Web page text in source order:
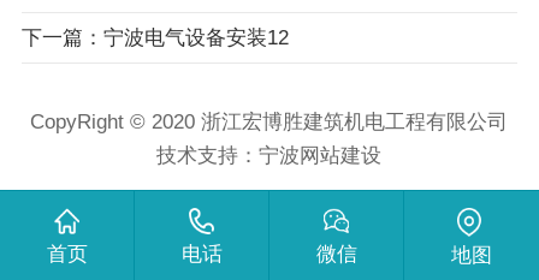
下一篇：宁波电气设备安装12
CopyRight © 2020 浙江宏博胜建筑机电工程有限公司
技术支持：宁波网站建设
首页 电话 微信 地图